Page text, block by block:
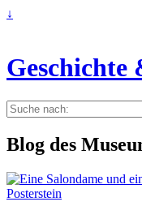
↓
Geschichte
Suche
nach:
Blog des